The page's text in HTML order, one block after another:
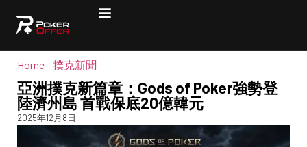
Home-撲克新聞
亞洲撲克新篇章：Gods of Poker強勢登
陸濟州島 首戰保底20億韓元
2025年12月8日